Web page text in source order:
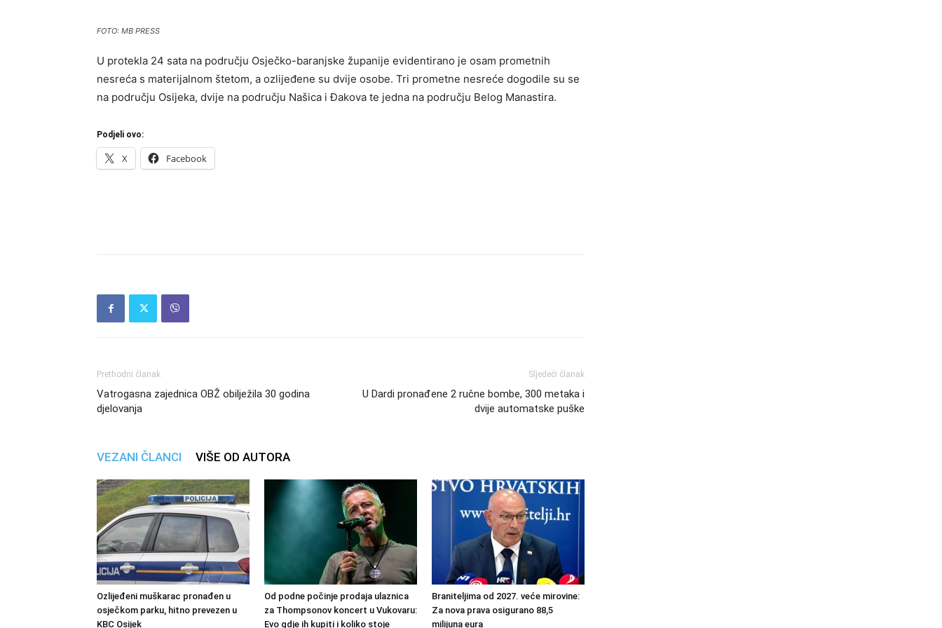
FOTO: MB PRESS
U protekla 24 sata na području Osječko-baranjske županije evidentirano je osam prometnih
nesreća s materijalnom štetom, a ozlijeđene su dvije osobe. Tri prometne nesreće dogodile su se
na području Osijeka, dvije na području Našica i Đakova te jedna na području Belog Manastira.
Podjeli ovo:
X Facebook
Prethodni članak
Vatrogasna zajednica OBŽ obilježila 30 godina
djelovanja
Sljedeći članak
U Dardi pronađene 2 ručne bombe, 300 metaka i
dvije automatske puške
VEZANI ČLANCI VIŠE OD AUTORA
Ozlijeđeni muškarac pronađen u
osječkom parku, hitno prevezen u
KBC Osijek
Od podne počinje prodaja ulaznica
za Thompsonov koncert u Vukovaru:
Evo gdje ih kupiti i koliko stoje
Braniteljima od 2027. veće mirovine:
Za nova prava osigurano 88,5
milijuna eura